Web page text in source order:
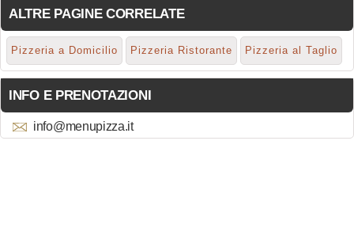
ALTRE PAGINE CORRELATE
Pizzeria a Domicilio Pizzeria Ristorante Pizzeria al Taglio
INFO E PRENOTAZIONI
info@menupizza.it